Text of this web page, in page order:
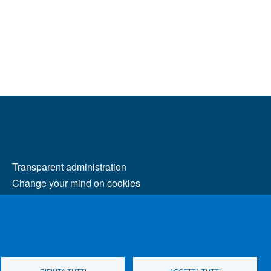
Transparent administration
Change your mind on cookies